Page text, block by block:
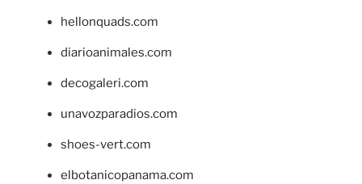
hellonquads.com
diarioanimales.com
decogaleri.com
unavozparadios.com
shoes-vert.com
elbotanicopanama.com